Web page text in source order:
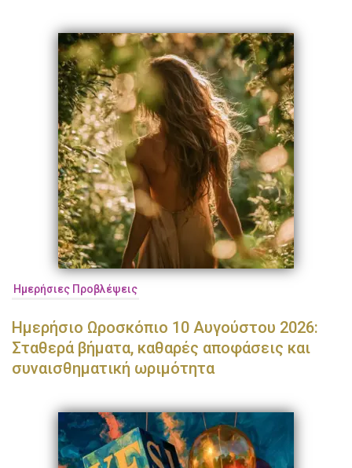
Ημερήσιες Προβλέψεις
Ημερήσιο Ωροσκόπιο 10 Αυγούστου 2026:
Σταθερά βήματα, καθαρές αποφάσεις και
συναισθηματική ωριμότητα